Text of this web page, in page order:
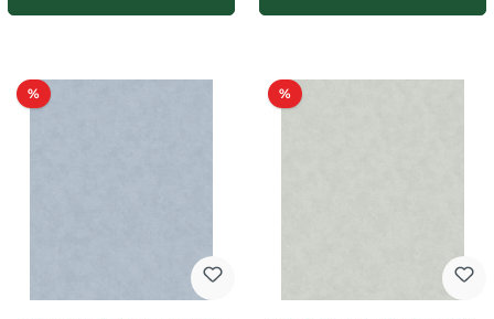
%Rabatt %Rabatt